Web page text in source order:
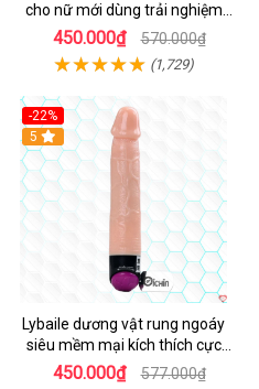
cho nữ mới dùng trải nghiệm
thật
450.000₫ 570.000₫
(1,729)
-22%
Hot
5
Lybaile dương vật rung ngoáy
siêu mềm mại kích thích cực
mạnh
450.000₫ 577.000₫